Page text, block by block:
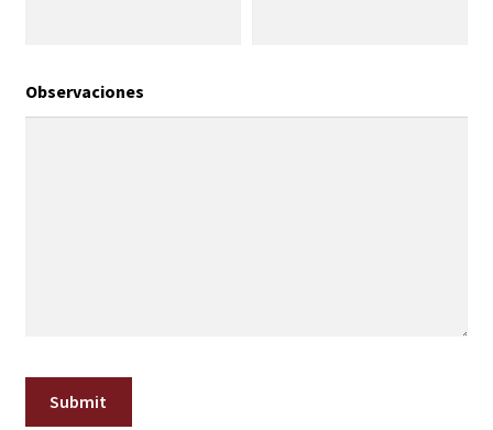
Observaciones